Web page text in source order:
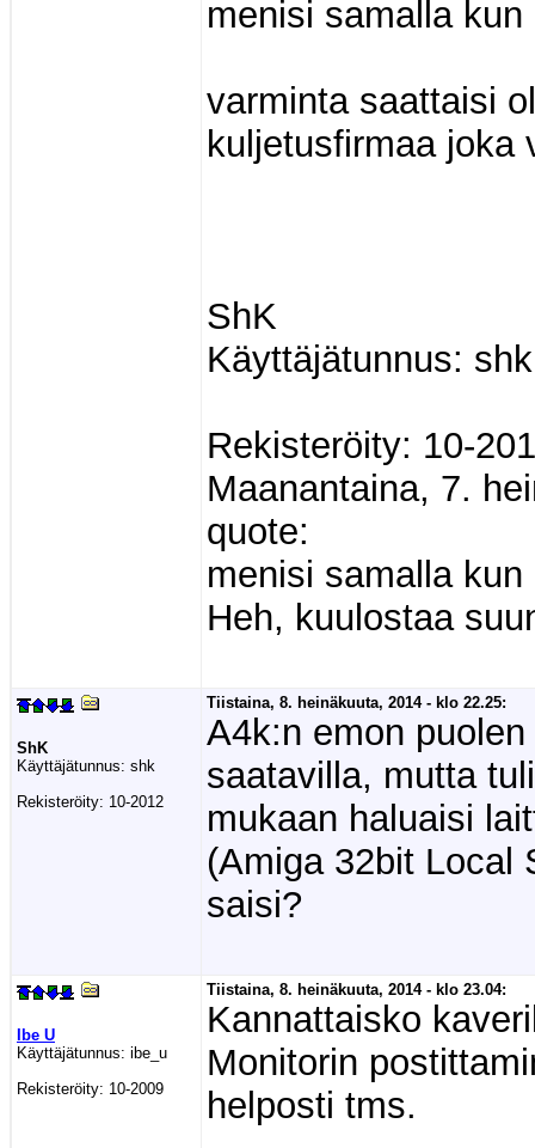
menisi samalla
varminta saattaisi
kuljetusfirmaa joka
ShK
Käyttäjätunnus: shk
Rekisteröity: 10-
Maanantaina, 7.
quote:
menisi samalla
Heh, kuulostaa
ShK
Käyttäjätunnus: shk
Rekisteröity: 10-2012
Tiistaina, 8. heinäkuuta, 2014 - klo 22.25:
A4k:n emon
saatavilla, mutta
mukaan haluaisi
(Amiga 32bit Local
saisi?
Ibe U
Käyttäjätunnus: ibe_u
Rekisteröity: 10-2009
Tiistaina, 8. heinäkuuta, 2014 - klo 23.04:
Kannattaisko
Monitorin
helposti tms.